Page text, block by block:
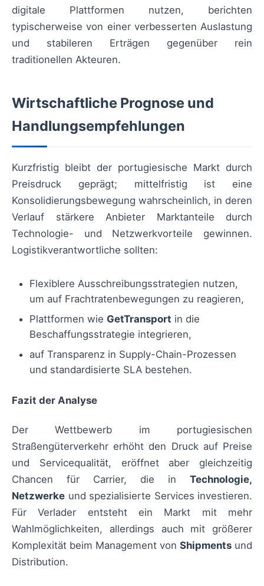
digitale Plattformen nutzen, berichten
typischerweise von einer verbesserten Auslastung
und stabileren Erträgen gegenüber rein
traditionellen Akteuren.
Wirtschaftliche Prognose und
Handlungsempfehlungen
Kurzfristig bleibt der portugiesische Markt durch
Preisdruck geprägt; mittelfristig ist eine
Konsolidierungsbewegung wahrscheinlich, in deren
Verlauf stärkere Anbieter Marktanteile durch
Technologie- und Netzwerkvorteile gewinnen.
Logistikverantwortliche sollten:
Flexiblere Ausschreibungsstrategien nutzen,
um auf Frachtratenbewegungen zu reagieren,
Plattformen wie GetTransport in die
Beschaffungsstrategie integrieren,
auf Transparenz in Supply-Chain-Prozessen
und standardisierte SLA bestehen.
Fazit der Analyse
Der Wettbewerb im portugiesischen
Straßengüterverkehr erhöht den Druck auf Preise
und Servicequalität, eröffnet aber gleichzeitig
Chancen für Carrier, die in Technologie,
Netzwerke und spezialisierte Services investieren.
Für Verlader entsteht ein Markt mit mehr
Wahlmöglichkeiten, allerdings auch mit größerer
Komplexität beim Management von Shipments und
Distribution.